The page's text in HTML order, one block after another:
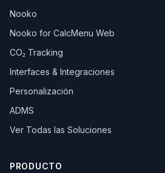
Nooko
Nooko for CalcMenu Web
CO₂ Tracking
Interfaces & Integraciones
Personalización
ADMS
Ver Todas las Soluciones
PRODUCTO